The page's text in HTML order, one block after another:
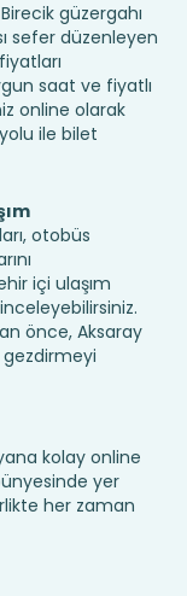
güzergahı
sefer düzenleyen
saat ve fiyatlı
online olarak
ile bilet
otobüs
içi ulaşım
önce, Aksaray
gezdirmeyi
kolay online
yer
her zaman